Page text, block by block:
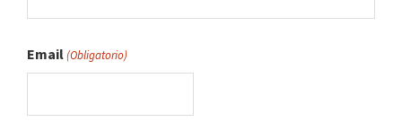
Email(Obligatorio)